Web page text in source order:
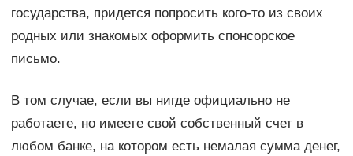
государства, придется попросить кого-то из своих
родных или знакомых оформить спонсорское
письмо.
В том случае, если вы нигде официально не
работаете, но имеете свой собственный счет в
любом банке, на котором есть немалая сумма денег,